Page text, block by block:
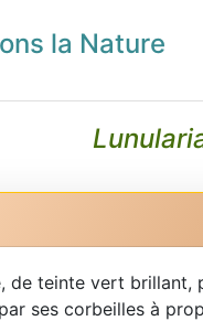
la Nature
de teinte vert brillant,
ses corbeilles à